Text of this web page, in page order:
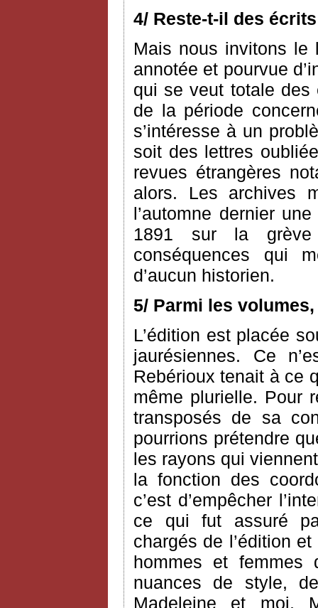
4/ Reste-t-il des
Mais nous invitons le
annotée et pourvue
qui se veut totale des
de la période
s’intéresse à un
soit des lettres
revues étrangères
alors. Les archives
l’automne dernier
1891 sur la
conséquences qui
d’aucun historien.
5/ Parmi les
L’édition est placée
jaurésiennes. Ce
Rebérioux tenait à ce
même plurielle. Pour
transposés de sa
pourrions prétendre
les rayons qui
la fonction des
c’est d’empêcher
ce qui fut assuré
chargés de l’édition
hommes et
nuances de style,
Madeleine et moi,